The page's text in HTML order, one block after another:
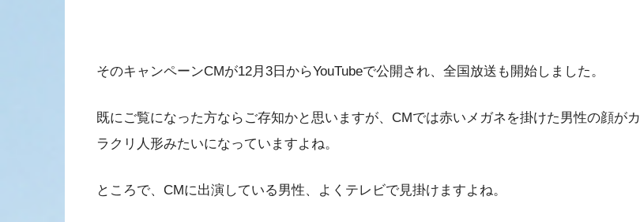
そのキャンペーンCMが12月3日からYouTubeで公開され、全国放送も開始しました。
既にご覧になった方ならご存知かと思いますが、CMでは赤いメガネを掛けた男性の顔がカ
ラクリ人形みたいになっていますよね。
ところで、CMに出演している男性、よくテレビで見掛けますよね。